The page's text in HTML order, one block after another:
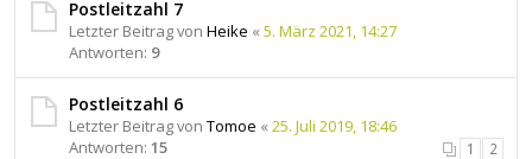
Postleitzahl 7
Letzter Beitrag von Heike « 5. März 2021, 14:27
Antworten: 9
Postleitzahl 6
Letzter Beitrag von Tomoe « 25. Juli 2019, 18:46
Antworten: 15 1 2